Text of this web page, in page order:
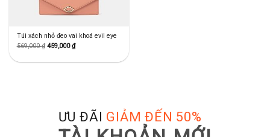
Túi xách nhỏ đeo vai khoá evil eye
569,000₫ 459,000₫
ƯU ĐÃI GIẢM ĐẾN 50%